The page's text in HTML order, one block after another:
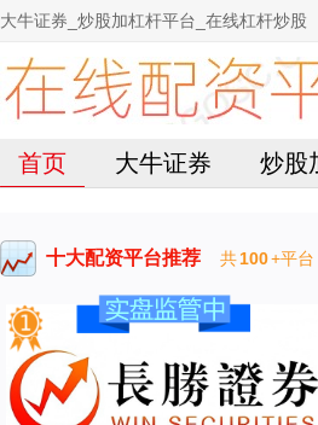
大牛证券_炒股加杠杆平台_在线杠杆炒股
首页 大牛证券 炒股
十大配资平台推荐 共100+平台